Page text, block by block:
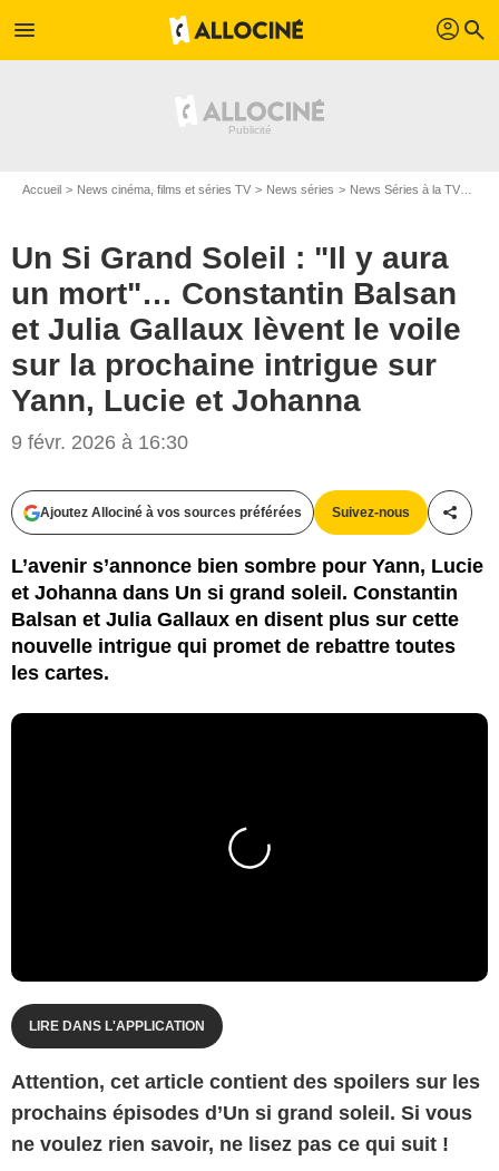
menu profil search
Accueil News cinéma, films et séries TV News séries News Séries à la TV
Un Si Grand Soleil : "Il y aura
un mort"… Constantin Balsan
et Julia Gallaux lèvent le voile
sur la prochaine intrigue sur
Yann, Lucie et Johanna
9 févr. 2026 à 16:30
Ajoutez Allociné à vos sources préférées Suivez-nous
L’avenir s’annonce bien sombre pour Yann, Lucie
et Johanna dans Un si grand soleil. Constantin
Balsan et Julia Gallaux en disent plus sur cette
nouvelle intrigue qui promet de rebattre toutes
les cartes.
LIRE DANS L'APPLICATION
Attention, cet article contient des spoilers sur les
prochains épisodes d’Un si grand soleil. Si vous
ne voulez rien savoir, ne lisez pas ce qui suit !